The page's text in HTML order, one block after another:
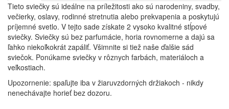
Tieto sviečky sú ideálne na príležitosti ako sú narodeniny, svadby,
večierky, oslavy, rodinné stretnutia alebo prekvapenia a poskytujú
príjemné svetlo. V tejto sade získate 2 vysoko kvalitné stĺpové
sviečky. Sviečky sú bez parfumácie, horia rovnomerne a dajú sa
ľahko niekoľkokrát zapáliť. Všimnite si tiež naše ďalšie sád
sviečok. Ponúkame sviečky v rôznych farbách, materiáloch a
veľkostiach.
Upozornenie: spaľujte iba v žiaruvzdorných držiakoch - nikdy
nenechávajte horieť bez dozoru.